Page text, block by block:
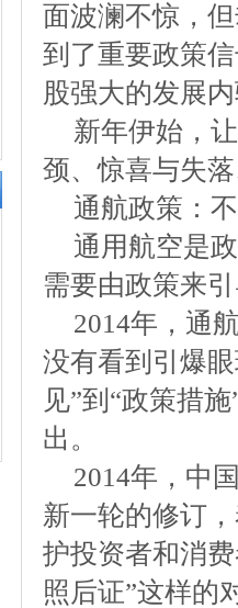
面波澜不惊，
到了重要政策
股强大的发展
新年伊始，
颈、惊喜与失
通航政策：
通用航空是
需要由政策来
2014年，通
没有看到引爆
见”到“政策措
出。
2014年，中
新一轮的修订
护投资者和消
照后证”这样的